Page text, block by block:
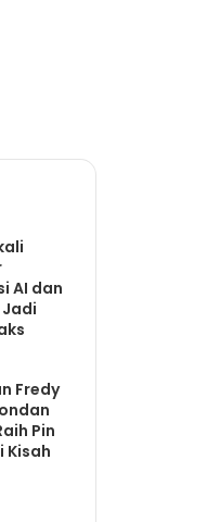
AI dan
Jadi
Fredy
Pin
Kisah